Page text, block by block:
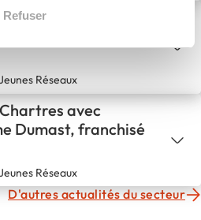
Refuserde Frédéric
Réseaux
avec
Dumast, franchisé
Réseaux
D'autres actualités du secteur